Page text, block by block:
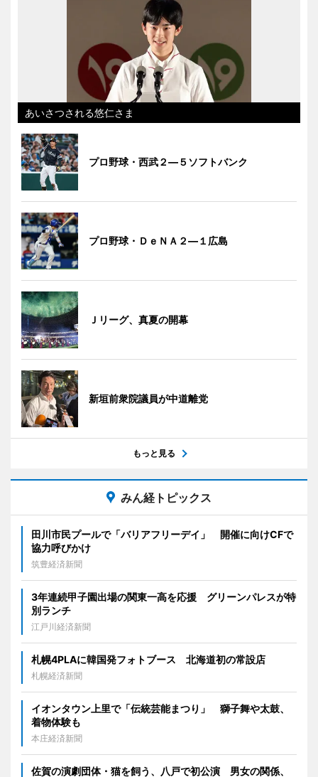
あいさつされる悠仁さま
プロ野球・西武２―５ソフトバンク
プロ野球・ＤｅＮＡ２―１広島
Ｊリーグ、真夏の開幕
新垣前衆院議員が中道離党
もっと見る
みん経トピックス
田川市民プールで「バリアフリーデイ」 開催に向けCFで
協力呼びかけ
筑豊経済新聞
3年連続甲子園出場の関東一高を応援 グリーンパレスが特
別ランチ
江戸川経済新聞
札幌4PLAに韓国発フォトブース 北海道初の常設店
札幌経済新聞
イオンタウン上里で「伝統芸能まつり」 獅子舞や太鼓、
着物体験も
本庄経済新聞
佐賀の演劇団体・猫を飼う、八戸で初公演 男女の関係、